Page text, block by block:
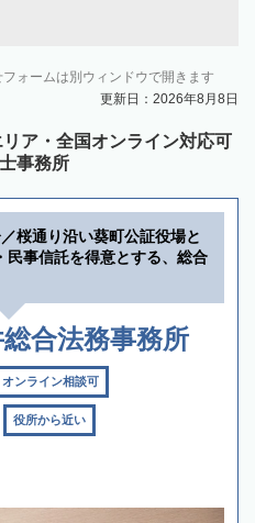
ォームは別ウィンドウで開きます
更新日：2026年8月8日
ア・全国オンライン対応可
事務所
桜通り沿い葵町公証役場と
民事信託を得意とする、総合
合法務事務所
オンライン相談可
役所から近い